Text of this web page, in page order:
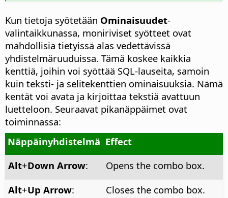
Kun tietoja syötetään Ominaisuudet-
valintaikkunassa, moniriviset syötteet ovat
mahdollisia tietyissä alas vedettävissä
yhdistelmäruuduissa. Tämä koskee kaikkia
kenttiä, joihin voi syöttää SQL-lauseita, samoin
kuin teksti- ja selitekenttien ominaisuuksia. Nämä
kentät voi avata ja kirjoittaa tekstiä avattuun
luetteloon. Seuraavat pikanäppäimet ovat
toiminnassa:
Näppäinyhdistelmä Effect
Alt+Down Arrow:
Opens the combo box.
Alt+Up Arrow:
Closes the combo box.